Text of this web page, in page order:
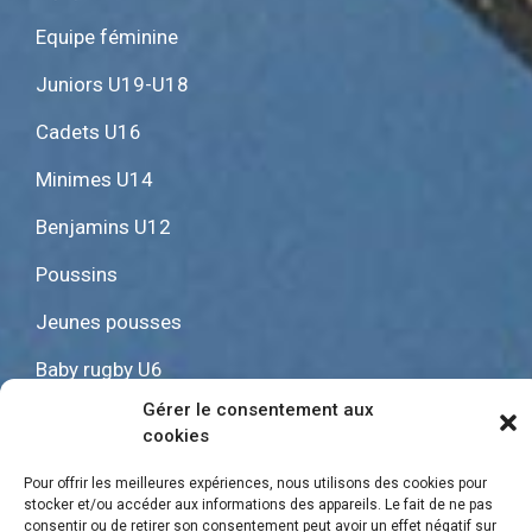
Gérer le consentement aux
cookies
Pour offrir les meilleures expériences, nous utilisons des cookies pour
stocker et/ou accéder aux informations des appareils. Le fait de ne pas
consentir ou de retirer son consentement peut avoir un effet négatif sur
Equipe féminine
Juniors U19-U18
Cadets U16
Minimes U14
Benjamins U12
Poussins
Jeunes pousses
Baby rugby U6